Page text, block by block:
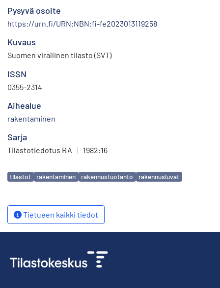
Pysyvä osoite
https://urn.fi/URN:NBN:fi-fe2023013119258
Kuvaus
Suomen virallinen tilasto (SVT)
ISSN
0355-2314
Aihealue
rakentaminen
Sarja
Tilastotiedotus RA | 1982:16
Avainsanat
tilastot rakentaminen rakennustuotanto rakennusluvat
Tietueen kaikki tiedot